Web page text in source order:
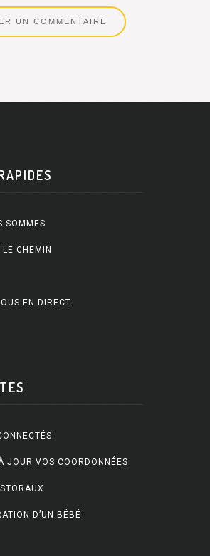
SOMMES
CHEMIN
EN DIRECT
JOUR VOS COORDONNÉES
D’UN BÉBÉ